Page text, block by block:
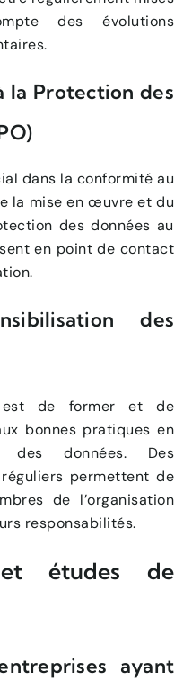
des évolutions
la Protection des
dans la conformité au
la mise en œuvre et du
des données au
en point de contact
des
de former et de
bonnes pratiques en
des données. Des
permettent de
de l’organisation
responsabilités.
études de
ayant